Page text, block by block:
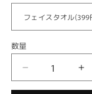
数
数量
ィ
デ
ィ